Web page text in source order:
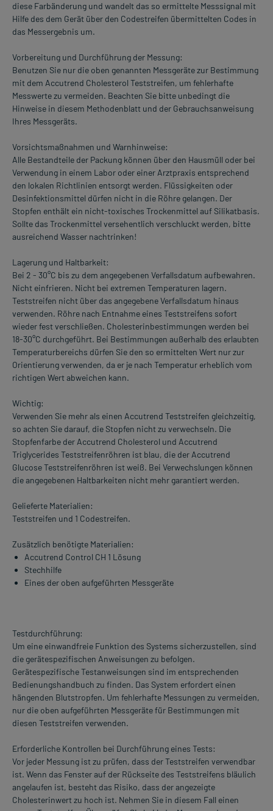
diese Farbänderung und wandelt das so ermittelte Messsignal mit
Hilfe des dem Gerät über den Codestreifen übermittelten Codes in
das Messergebnis um.
Vorbereitung und Durchführung der Messung:
Benutzen Sie nur die oben genannten Messgeräte zur Bestimmung
mit dem Accutrend Cholesterol Teststreifen, um fehlerhafte
Messwerte zu vermeiden. Beachten Sie bitte unbedingt die
Hinweise in diesem Methodenblatt und der Gebrauchsanweisung
Ihres Messgeräts.
Vorsichtsmaßnahmen und Warnhinweise:
Alle Bestandteile der Packung können über den Hausmüll oder bei
Verwendung in einem Labor oder einer Arztpraxis entsprechend
den lokalen Richtlinien entsorgt werden. Flüssigkeiten oder
Desinfektionsmittel dürfen nicht in die Röhre gelangen. Der
Stopfen enthält ein nicht-toxisches Trockenmittel auf Silikatbasis.
Sollte das Trockenmittel versehentlich verschluckt werden, bitte
ausreichend Wasser nachtrinken!
Lagerung und Haltbarkeit:
Bei 2 - 30°C bis zu dem angegebenen Verfallsdatum aufbewahren.
Nicht einfrieren. Nicht bei extremen Temperaturen lagern.
Teststreifen nicht über das angegebene Verfallsdatum hinaus
verwenden. Röhre nach Entnahme eines Teststreifens sofort
wieder fest verschließen. Cholesterinbestimmungen werden bei
18-30°C durchgeführt. Bei Bestimmungen außerhalb des erlaubten
Temperaturbereichs dürfen Sie den so ermittelten Wert nur zur
Orientierung verwenden, da er je nach Temperatur erheblich vom
richtigen Wert abweichen kann.
Wichtig:
Verwenden Sie mehr als einen Accutrend Teststreifen gleichzeitig,
so achten Sie darauf, die Stopfen nicht zu verwechseln. Die
Stopfenfarbe der Accutrend Cholesterol und Accutrend
Triglycerides Teststreifenröhren ist blau, die der Accutrend
Glucose Teststreifenröhren ist weiß. Bei Verwechslungen können
die angegebenen Haltbarkeiten nicht mehr garantiert werden.
Gelieferte Materialien:
Teststreifen und 1 Codestreifen.
Zusätzlich benötigte Materialien:
Accutrend Control CH 1 Lösung
Stechhilfe
Eines der oben aufgeführten Messgeräte
Testdurchführung:
Um eine einwandfreie Funktion des Systems sicherzustellen, sind
die gerätespezifischen Anweisungen zu befolgen.
Gerätespezifische Testanweisungen sind im entsprechenden
Bedienungshandbuch zu finden. Das System erfordert einen
hängenden Blutstropfen. Um fehlerhafte Messungen zu vermeiden,
nur die oben aufgeführten Messgeräte für Bestimmungen mit
diesen Teststreifen verwenden.
Erforderliche Kontrollen bei Durchführung eines Tests:
Vor jeder Messung ist zu prüfen, dass der Teststreifen verwendbar
ist. Wenn das Fenster auf der Rückseite des Teststreifens bläulich
angelaufen ist, besteht das Risiko, dass der angezeigte
Cholesterinwert zu hoch ist. Nehmen Sie in diesem Fall einen